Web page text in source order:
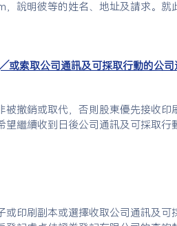
，說明彼等的姓名、地址及請求。
或索取公司通訊及可採取行動的公司
被撤銷或取代，否則股東優先接收
望繼續收到日後公司通訊及可採取行
或印刷副本或選擇收取公司通訊及